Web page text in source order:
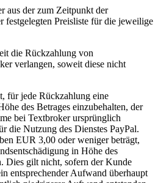
aus der zum Zeitpunkt der
festgelegten Preisliste für die jeweilige
die Rückzahlung von
verlangen, soweit diese nicht
für jede Rückzahlung eine
des Betrages einzubehalten, der
bei Textbroker ursprünglich
die Nutzung des Dienstes PayPal.
EUR 3,00 oder weniger beträgt,
in Höhe des
Dies gilt nicht, sofern der Kunde
entsprechender Aufwand überhaupt